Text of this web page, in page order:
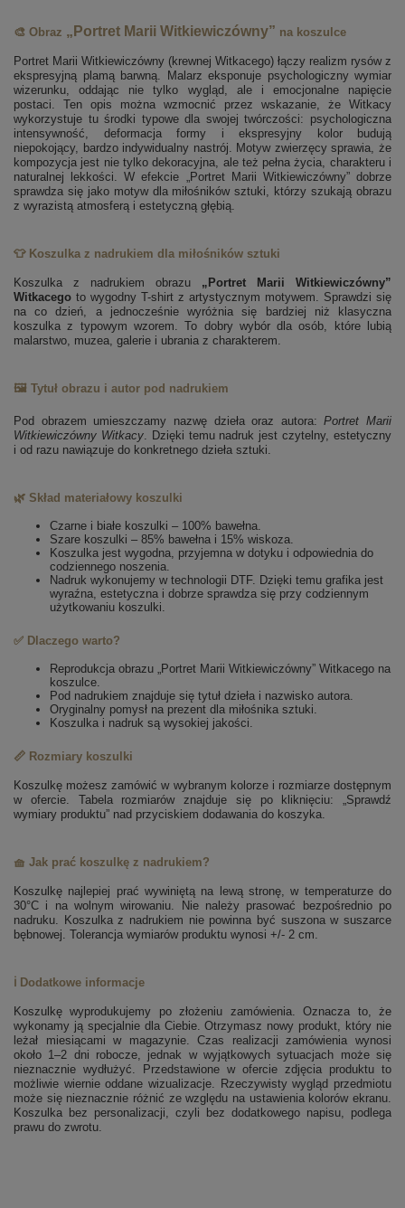
🎨 Obraz „Portret Marii Witkiewiczówny” na koszulce
Portret Marii Witkiewiczówny (krewnej Witkacego) łączy realizm rysów z
ekspresyjną plamą barwną. Malarz eksponuje psychologiczny wymiar
wizerunku, oddając nie tylko wygląd, ale i emocjonalne napięcie
postaci. Ten opis można wzmocnić przez wskazanie, że Witkacy
wykorzystuje tu środki typowe dla swojej twórczości: psychologiczna
intensywność, deformacja formy i ekspresyjny kolor budują
niepokojący, bardzo indywidualny nastrój. Motyw zwierzęcy sprawia, że
kompozycja jest nie tylko dekoracyjna, ale też pełna życia, charakteru i
naturalnej lekkości. W efekcie „Portret Marii Witkiewiczówny” dobrze
sprawdza się jako motyw dla miłośników sztuki, którzy szukają obrazu
z wyrazistą atmosferą i estetyczną głębią.
👕 Koszulka z nadrukiem dla miłośników sztuki
Koszulka z nadrukiem obrazu „Portret Marii Witkiewiczówny”
Witkacego to wygodny T-shirt z artystycznym motywem. Sprawdzi się
na co dzień, a jednocześnie wyróżnia się bardziej niż klasyczna
koszulka z typowym wzorem. To dobry wybór dla osób, które lubią
malarstwo, muzea, galerie i ubrania z charakterem.
🖼️ Tytuł obrazu i autor pod nadrukiem
Pod obrazem umieszczamy nazwę dzieła oraz autora:Portret Marii
Witkiewiczówny Witkacy. Dzięki temu nadruk jest czytelny, estetyczny
i od razu nawiązuje do konkretnego dzieła sztuki.
🌿 Skład materiałowy koszulki
Czarne i białe koszulki – 100% bawełna.
Szare koszulki – 85% bawełna i 15% wiskoza.
Koszulka jest wygodna, przyjemna w dotyku i odpowiednia do
codziennego noszenia.
Nadruk wykonujemy w technologii DTF. Dzięki temu grafika jest
wyraźna, estetyczna i dobrze sprawdza się przy codziennym
użytkowaniu koszulki.
✅ Dlaczego warto?
Reprodukcja obrazu „Portret Marii Witkiewiczówny” Witkacego na
koszulce.
Pod nadrukiem znajduje się tytuł dzieła i nazwisko autora.
Oryginalny pomysł na prezent dla miłośnika sztuki.
Koszulka i nadruk są wysokiej jakości.
📏 Rozmiary koszulki
Koszulkę możesz zamówić w wybranym kolorze i rozmiarze dostępnym
w ofercie. Tabela rozmiarów znajduje się po kliknięciu: „Sprawdź
wymiary produktu” nad przyciskiem dodawania do koszyka.
🧺 Jak prać koszulkę z nadrukiem?
Koszulkę najlepiej prać wywiniętą na lewą stronę, w temperaturze do
30°C i na wolnym wirowaniu. Nie należy prasować bezpośrednio po
nadruku. Koszulka z nadrukiem nie powinna być suszona w suszarce
bębnowej. Tolerancja wymiarów produktu wynosi +/- 2 cm.
ℹ️ Dodatkowe informacje
Koszulkę wyprodukujemy po złożeniu zamówienia. Oznacza to, że
wykonamy ją specjalnie dla Ciebie. Otrzymasz nowy produkt, który nie
leżał miesiącami w magazynie. Czas realizacji zamówienia wynosi
około 1–2 dni robocze, jednak w wyjątkowych sytuacjach może się
nieznacznie wydłużyć. Przedstawione w ofercie zdjęcia produktu to
możliwie wiernie oddane wizualizacje. Rzeczywisty wygląd przedmiotu
może się nieznacznie różnić ze względu na ustawienia kolorów ekranu.
Koszulka bez personalizacji, czyli bez dodatkowego napisu, podlega
prawu do zwrotu.